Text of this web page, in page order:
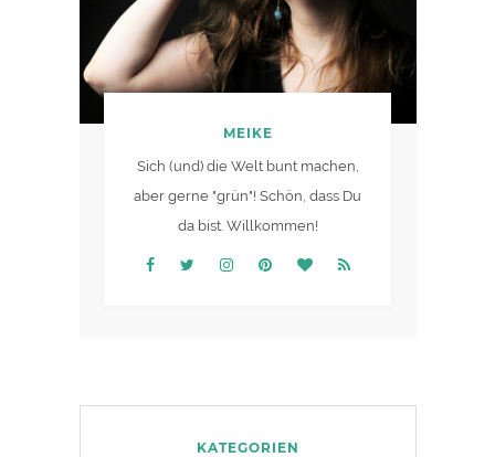
MEIKE
Sich (und) die Welt bunt machen,
aber gerne "grün"! Schön, dass Du
da bist. Willkommen!
KATEGORIEN